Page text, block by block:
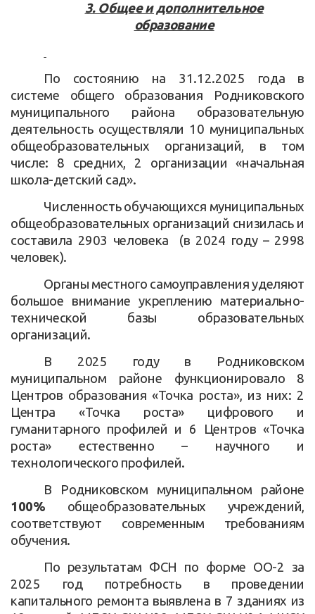
3. Общее и дополнительное
образование
По состоянию на 31.12.2025 года в
системе общего образования Родниковского
муниципального района образовательную
деятельность осуществляли 10 муниципальных
общеобразовательных организаций, в том
числе: 8 средних, 2 организации «начальная
школа-детский сад».
Численность обучающихся муниципальных
общеобразовательных организаций снизилась и
составила 2903 человека (в 2024 году – 2998
человек).
Органы местного самоуправления уделяют
большое внимание укреплению материально-
технической базы образовательных
организаций.
В 2025 году в Родниковском
муниципальном районе функционировало 8
Центров образования «Точка роста», из них: 2
Центра «Точка роста» цифрового и
гуманитарного профилей и 6 Центров «Точка
роста» естественно – научного и
технологического профилей.
В Родниковском муниципальном районе
100% общеобразовательных учреждений,
соответствуют современным требованиям
обучения.
По результатам ФСН по форме ОО-2 за
2025 год потребность в проведении
капитального ремонта выявлена в 7 зданиях из